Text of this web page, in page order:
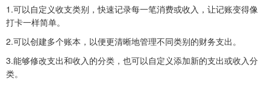
1.可以自定义收支类别，快速记录每一笔消费或收入，让记账变得像
打卡一样简单。
2.可以创建多个账本，以便更清晰地管理不同类别的财务支出。
3.能够修改支出和收入的分类，也可以自定义添加新的支出或收入分
类。